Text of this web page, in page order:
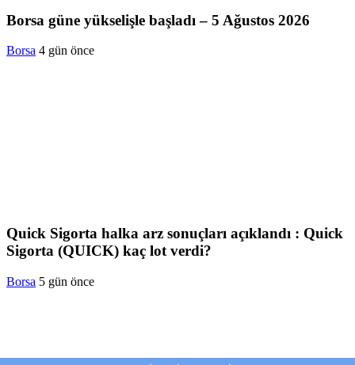
Borsa güne yükselişle başladı – 5 Ağustos 2026
Borsa 4 gün önce
Quick Sigorta halka arz sonuçları açıklandı : Quick
Sigorta (QUICK) kaç lot verdi?
Borsa 5 gün önce